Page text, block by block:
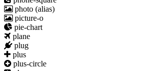
photo (alias)
picture-o
pie-chart
plane
plug
plus
plus-circle